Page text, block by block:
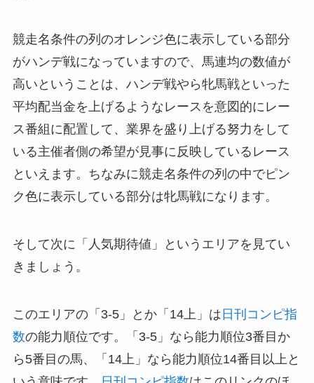
競走名条件の列のオレンジ色に表示している部分
がハンデ戦になっていますので、馬連均の数値が
高いということは、ハンデ戦やら牝馬戦といった
平均配当金を上げるようなレースを意図的にレー
ス番組に配置して、業界を盛り上げる努力をして
いる主催者側の希望が見事に反映しているレース
といえます。ちなみに競走名条件の列の中でピン
ク色に表示している部分は牝馬戦になります。
そして次に「人気期待値」というエリアを見てい
きましょう。
このエリアの「3-5」とか「14上」は 日刊コンピ指
数の能力順位です。「3-5」なら能力順位3番目か
ら5番目の馬、「14上」なら能力順位14番目以上と